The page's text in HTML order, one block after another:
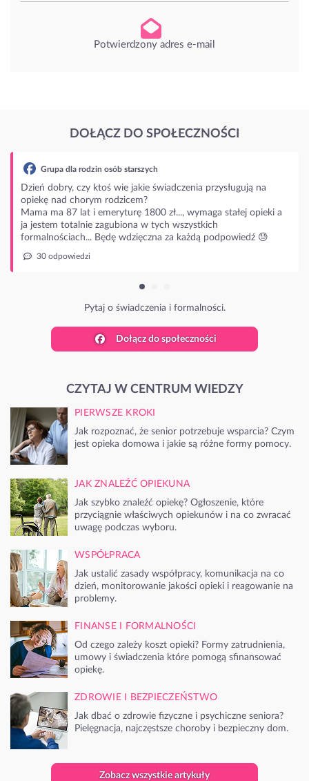
Potwierdzony adres e-mail
DOŁĄCZ DO SPOŁECZNOŚCI
osób starszych
wie jakie świadczenia przysługują na
rodzicem?
emeryturę 1800 zł..., wymaga stałej opieki a
zagubiona w tych wszystkich
wdzięczna za każdą podpowiedź 😓
o świadczenia i formalności.
Dołącz do społeczności
CZYTAJ W CENTRUM WIEDZY
PIERWSZE KROKI
Jak rozpoznać, że senior potrzebuje wsparcia? Czym
jest opieka domowa i jakie są różne formy pomocy.
JAK ZNALEŹĆ OPIEKUNA
Jak szybko znaleźć opiekę? Ogłoszenie, które
przyciągnie właściwych opiekunów i na co zwracać
uwagę podczas wyboru.
WSPÓŁPRACA
Jak ustalić zasady współpracy, komunikacja na co
dzień, monitorowanie jakości opieki i reagowanie na
problemy.
FINANSE I FORMALNOŚCI
Od czego zależy koszt opieki? Formy zatrudnienia,
umowy i świadczenia które pomogą sfinansować
opiekę.
ZDROWIE I BEZPIECZEŃSTWO
Jak dbać o zdrowie fizyczne i psychiczne seniora?
Pielęgnacja, najczęstsze choroby i bezpieczny dom.
Zobacz wszystkie artykuły